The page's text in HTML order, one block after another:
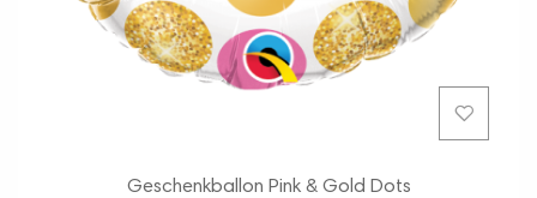
Geschenkballon Pink & Gold Dots